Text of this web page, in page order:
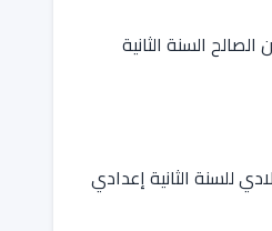
السنة الثانية
للسنة الثانية إعدادي